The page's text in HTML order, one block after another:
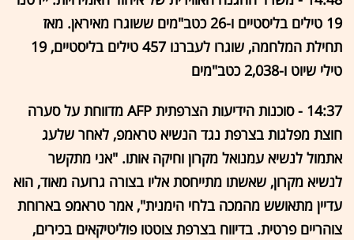
19 טילים בליסטיים ו-26 כטב"מים ששוגרו מאיראן. מאז
תחילת המלחמה, שוגרו לעברנו 457 טילים בליסטיים, 19
טילי שיוט ו-2,038 כטב"מים
14:37 - סוכנות הידיעות הצרפתית AFP מדווחת על סערה
חוצת מפלגות בצרפת נגד הנשיא טראמפ, לאחר שלעג
אתמול לנשיא עמנואל מקרון וחיקה אותו. "אני מתקשר
לנשיא מקרון, שאשתו מתייחסת אליו בצורה גרועה מאוד, הוא
עדיין מתאושש מהמכה בלחי הימנית", אמר טראמפ בארוחת
צוהריים פרטית. בדיווח בצרפת צוטטו פוליטיקאים בכירים,